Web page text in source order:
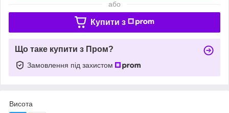
або
Купити з
Що таке купити з Пром?
Замовлення під захистом
Висота